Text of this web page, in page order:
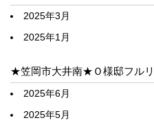
2025年3月
2025年1月
★笠岡市大井南★Ｏ様邸フル
2025年6月
2025年5月